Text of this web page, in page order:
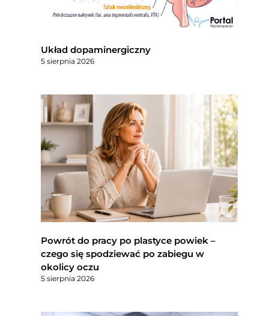
Układ dopaminergiczny
5 sierpnia 2026
Powrót do pracy po plastyce powiek –
czego się spodziewać po zabiegu w
okolicy oczu
5 sierpnia 2026